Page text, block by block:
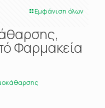
Εμφάνιση όλων
Φαρμακεία